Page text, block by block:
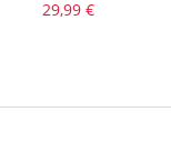
29,99 €